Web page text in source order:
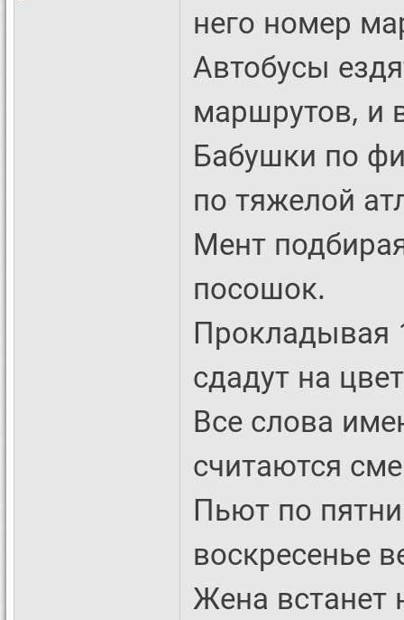
него номер
Автобусы
маршрутов, и
Бабушки по
по тяжелой
Мент
посошок.
Прокладывая
сдадут на
Все слова
считаются
Пьют по
воскресенье
Жена встанет